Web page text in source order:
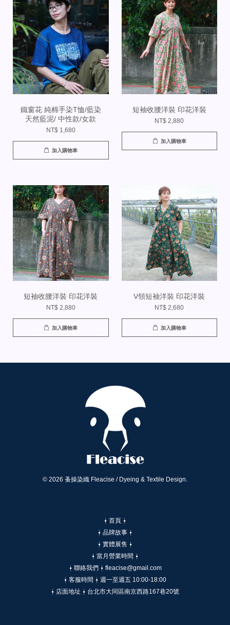
鐵窗花 純棉手染T恤/藍染
天然藍泥/ 中性款/女款
NT$ 1,680
加入購物車
短袖收腰洋裝 印花洋裝
NT$ 2,880
加入購物車
短袖收腰洋裝 印花洋裝
NT$ 2,880
加入購物車
V領短袖洋裝 印花洋裝
NT$ 2,680
加入購物車
© 2026 蚤操染織 Fleacise / Dyeing & Textile Design.
⍿ 首頁 ⍿
⍿ 品牌故事 ⍿
⍿ 實體展售 ⍿
⍿ 當月營業時間 ⍿
⍿ 聯絡我們 ⍿ fleacise@gmail.com
⍿ 客服時間 ⍿ 週一至週五 10:00-18:00
⍿ 店面地址 ⍿ 台北市大同區南京西路167巷20號